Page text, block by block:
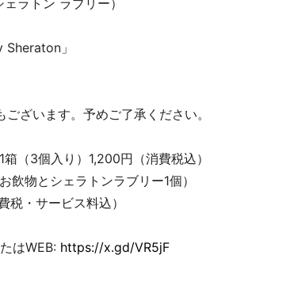
ラトン ラブリー）
by Sheraton」
ざいます。予めご了承ください。
（3個入り）1,200円（消費税込）
飲物とシェラトンラブリー1個）
・サービス料込）
はWEB: https://x.gd/VR5jF